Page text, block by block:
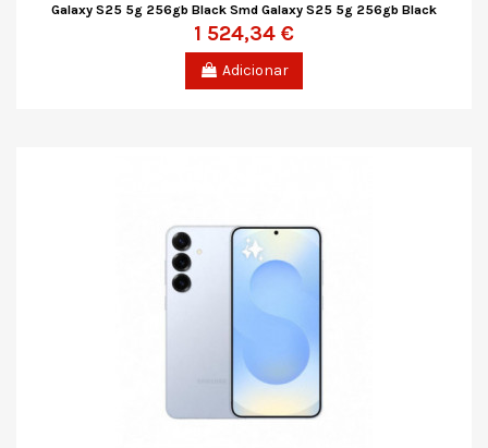
Galaxy S25 5g 256gb Black Smd Galaxy S25 5g 256gb Black
1 524,34 €
Adicionar